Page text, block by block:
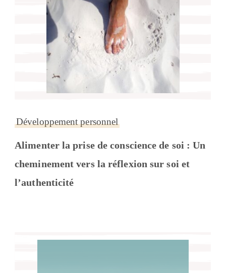
Développement personnel
Alimenter la prise de conscience de soi : Un
cheminement vers la réflexion sur soi et
l’authenticité